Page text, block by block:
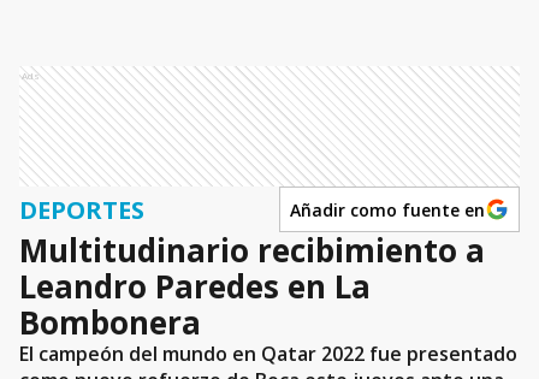
Ads
DEPORTES Añadir como fuente en
Multitudinario recibimiento a
Leandro Paredes en La
Bombonera
El campeón del mundo en Qatar 2022 fue presentado